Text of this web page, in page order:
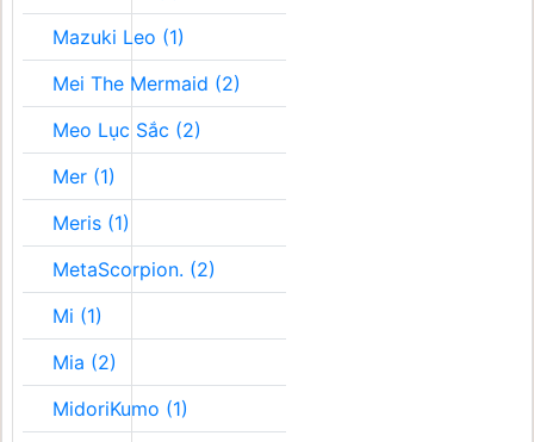
Mazuki Leo (1)
Mei The Mermaid (2)
Meo Lục Sắc (2)
Mer (1)
Meris (1)
MetaScorpion. (2)
Mi (1)
Mia (2)
MidoriKumo (1)